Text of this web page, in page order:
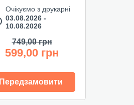
Очікуємо з друкарні
03.08.2026 -
10.08.2026
749,00 грн
599,00 грн
Передзамовити